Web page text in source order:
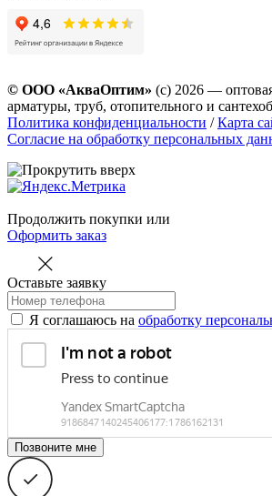
© ООО «АкваОптим» (с) 2026 —
арматуры, труб, отопительного и
Политика конфиденциальности /Карта
Согласие на обработку персональных
Продолжить покупки или
Оформить заказ
Оставьте заявку
Я соглашаюсь на обработку